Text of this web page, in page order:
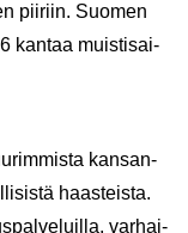
pii­riin. Suo­men
kan­taa muis­ti­sai­
kan­san­
haas­teis­ta.
var­hai­